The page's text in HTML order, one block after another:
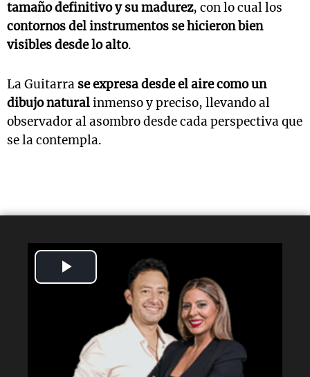
Video
tamaño definitivo y su madurez, con lo cual los
contornos del instrumentos se hicieron bien
visibles desde lo alto.
La Guitarra se expresa desde el aire como un
dibujo naturalinmenso y preciso, llevando al
observador al asombro desde cada perspectiva que
se la contempla.